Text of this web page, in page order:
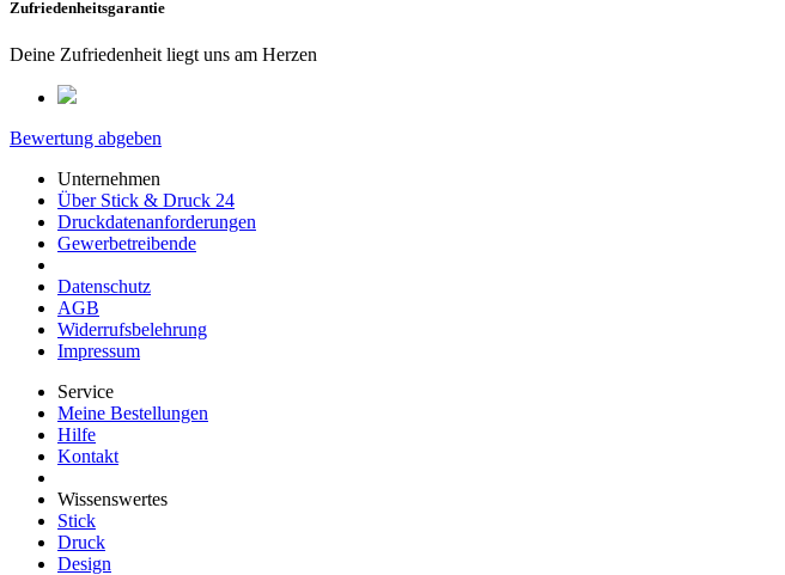
Zufriedenheitsgarantie
Deine Zufriedenheit liegt uns am Herzen
Bewertung abgeben
Unternehmen
Über Stick & Druck 24
Druckdatenanforderungen
Gewerbetreibende
Datenschutz
AGB
Widerrufsbelehrung
Impressum
Service
Meine Bestellungen
Hilfe
Kontakt
Wissenswertes
Stick
Druck
Design